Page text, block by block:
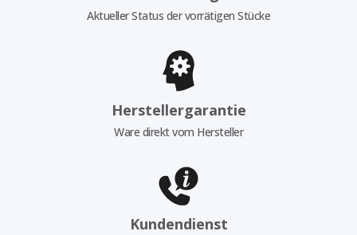
Aktueller Status der vorrätigen Stücke
Herstellergarantie
Ware direkt vom Hersteller
Kundendienst